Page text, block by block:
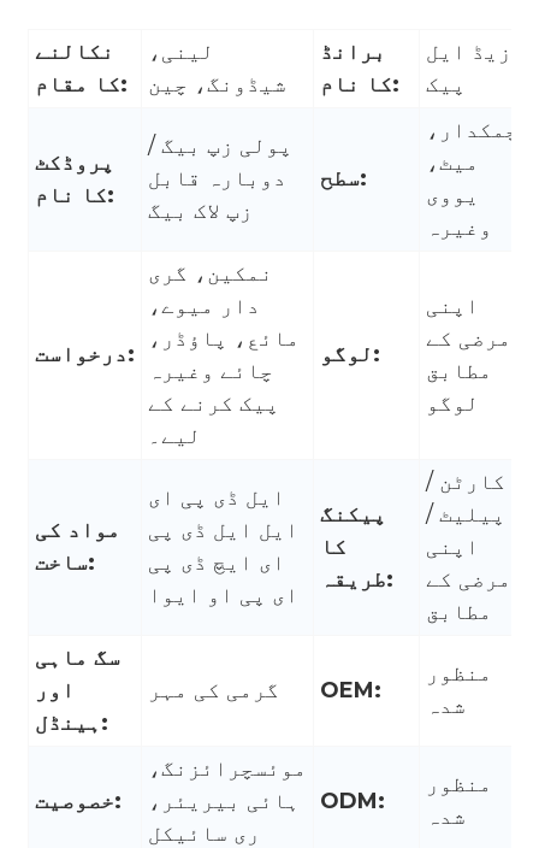
نکالنے
کا مقام:
لینی،
شیڈونگ، چین
برانڈ
کا نام:
زیڈ ایل
پیک
پروڈکٹ
کا نام:
پولی زپ بیگ /
دوبارہ قابل
زپ لاک بیگ
سطح:
چمکدار،
میٹ،
یووی
وغیرہ
درخواست:
نمکین، گری
دار میوے،
مائع، پاؤڈر،
چائے وغیرہ
پیک کرنے کے
لیے۔
لوگو:
اپنی
مرضی کے
مطابق
لوگو
مواد کی
ساخت:
ایل ڈی پی ای
ایل ایل ڈی پی
ای ایچ ڈی پی
ای پی او ایوا
پیکنگ
کا
طریقہ:
کارٹن /
پیلیٹ /
اپنی
مرضی کے
مطابق
سگ ماہی
اور
ہینڈل:
گرمی کی مہر OEM:
منظور
شدہ
خصوصیت:
موئسچرائزنگ،
ہائی بیریئر،
ری سائیکل
ODM:
منظور
شدہ